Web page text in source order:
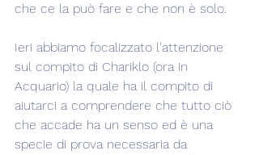
che ce la può fare e che non è solo.
Ieri abbiamo focalizzato l'attenzione
sul compito di Chariklo (ora in
Acquario) la quale ha il compito di
aiutarci a comprendere che tutto ciò
che accade ha un senso ed è una
specie di prova necessaria da